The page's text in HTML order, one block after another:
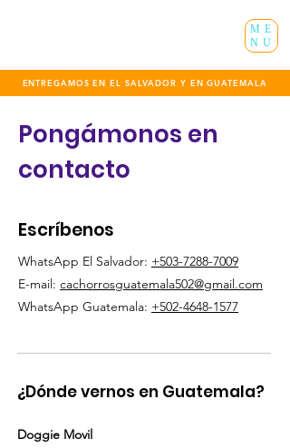
ENTREGAMOS EN EL SALVADOR Y EN GUATEMALA
ME
NU
Pongámonos en
contacto
Escríbenos
WhatsApp El Salvador: +503-7288-7009
E-mail: cachorrosguatemala502@gmail.com
WhatsApp Guatemala: +502-4648-1577
¿Dónde vernos en Guatemala?
Doggie Movil